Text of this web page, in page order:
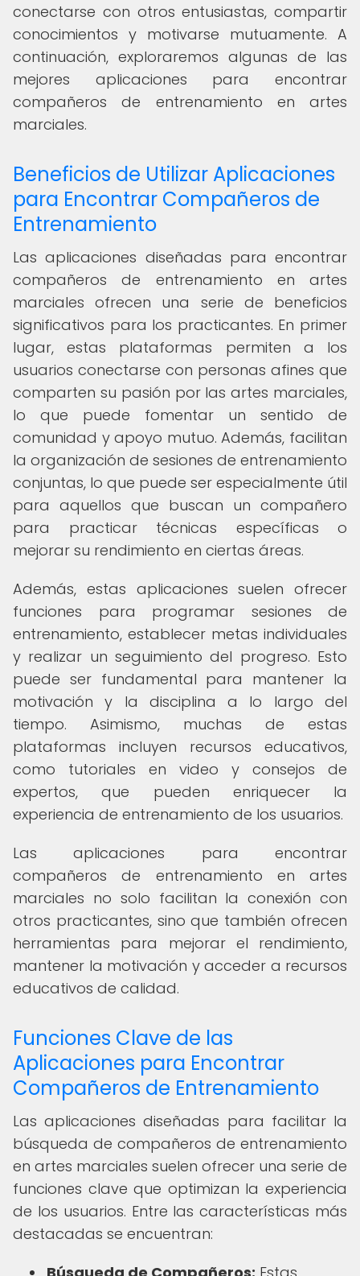
conectarse con otros entusiastas, compartir
conocimientos y motivarse mutuamente. A
continuación, exploraremos algunas de las
mejores aplicaciones para encontrar
compañeros de entrenamiento en artes
marciales.
Beneficios de Utilizar Aplicaciones
para Encontrar Compañeros de
Entrenamiento
Las aplicaciones diseñadas para encontrar
compañeros de entrenamiento en artes
marciales ofrecen una serie de beneficios
significativos para los practicantes. En primer
lugar, estas plataformas permiten a los
usuarios conectarse con personas afines que
comparten su pasión por las artes marciales,
lo que puede fomentar un sentido de
comunidad y apoyo mutuo. Además, facilitan
la organización de sesiones de entrenamiento
conjuntas, lo que puede ser especialmente útil
para aquellos que buscan un compañero
para practicar técnicas específicas o
mejorar su rendimiento en ciertas áreas.
Además, estas aplicaciones suelen ofrecer
funciones para programar sesiones de
entrenamiento, establecer metas individuales
y realizar un seguimiento del progreso. Esto
puede ser fundamental para mantener la
motivación y la disciplina a lo largo del
tiempo. Asimismo, muchas de estas
plataformas incluyen recursos educativos,
como tutoriales en video y consejos de
expertos, que pueden enriquecer la
experiencia de entrenamiento de los usuarios.
Las aplicaciones para encontrar
compañeros de entrenamiento en artes
marciales no solo facilitan la conexión con
otros practicantes, sino que también ofrecen
herramientas para mejorar el rendimiento,
mantener la motivación y acceder a recursos
educativos de calidad.
Funciones Clave de las
Aplicaciones para Encontrar
Compañeros de Entrenamiento
Las aplicaciones diseñadas para facilitar la
búsqueda de compañeros de entrenamiento
en artes marciales suelen ofrecer una serie de
funciones clave que optimizan la experiencia
de los usuarios. Entre las características más
destacadas se encuentran: